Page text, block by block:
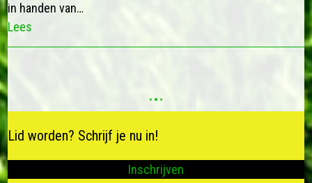
in handen van…
Lees